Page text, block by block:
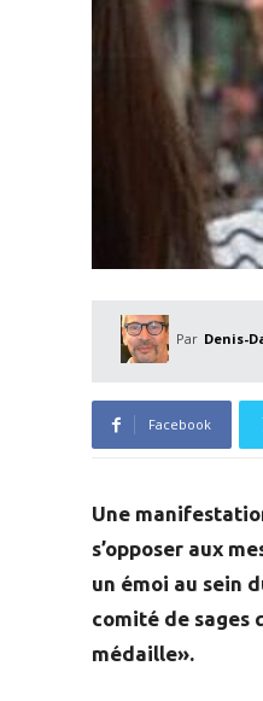
Par Denis-
Facebook
Une
s’opposer aux
un émoi au sein
comité de sages
médaille».